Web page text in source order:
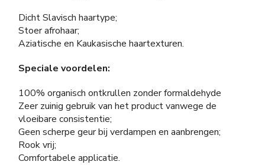
Dicht Slavisch haartype;
Stoer afrohaar;
Aziatische en Kaukasische haartexturen.
Speciale voordelen:
100% organisch ontkrullen zonder formaldehyde
Zeer zuinig gebruik van het product vanwege de
vloeibare consistentie;
Geen scherpe geur bij verdampen en aanbrengen;
Rook vrij;
Comfortabele applicatie.